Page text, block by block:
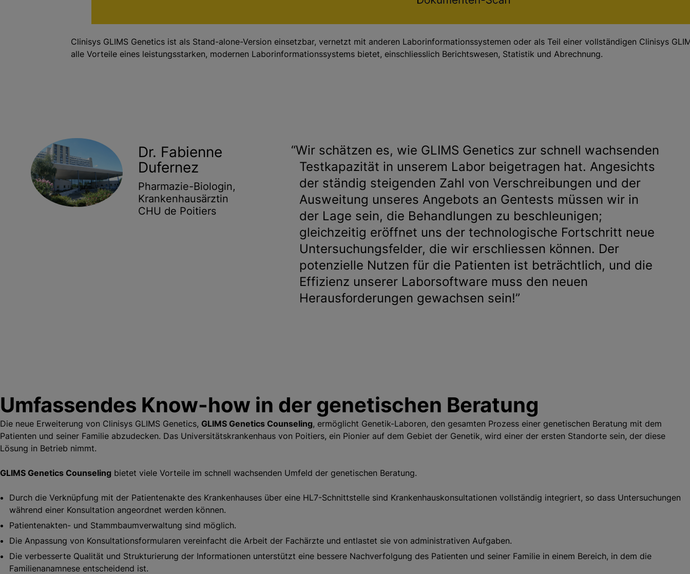
Clinisys GLIMS Genetics ist als Stand-alone-Version einsetzbar, vernetzt mit anderen Laborinformationssystemen oder als Teil einer vollständigen Clinisys
alle Vorteile eines leistungsstarken, modernen Laborinformationssystems bietet, einschliesslich Berichtswesen, Statistik und Abrechnung.
Dr. Fabienne
Dufernez
Pharmazie-Biologin,
Krankenhausärztin
CHU de Poitiers
Wir schätzen es, wie GLIMS Genetics zur schnell wachsenden
Testkapazität in unserem Labor beigetragen hat. Angesichts
der ständig steigenden Zahl von Verschreibungen und der
Ausweitung unseres Angebots an Gentests müssen wir in
der Lage sein, die Behandlungen zu beschleunigen;
gleichzeitig eröffnet uns der technologische Fortschritt neue
Untersuchungsfelder, die wir erschliessen können. Der
potenzielle Nutzen für die Patienten ist beträchtlich, und die
Effizienz unserer Laborsoftware muss den neuen
Herausforderungen gewachsen sein!
Umfassendes Know-how in der genetischen Beratung
Die neue Erweiterung von Clinisys GLIMS Genetics, GLIMS Genetics Counseling, ermöglicht Genetik-Laboren, den gesamten Prozess einer genetischen Beratung mit dem
Patienten und seiner Familie abzudecken. Das Universitätskrankenhaus von Poitiers, ein Pionier auf dem Gebiet der Genetik, wird einer der ersten Standorte sein, der diese
Lösung in Betrieb nimmt.
GLIMS Genetics Counseling bietet viele Vorteile im schnell wachsenden Umfeld der genetischen Beratung.
Durch die Verknüpfung mit der Patientenakte des Krankenhauses über eine HL7-Schnittstelle sind Krankenhauskonsultationen vollständig integriert, so dass Untersuchungen
während einer Konsultation angeordnet werden können.
Patientenakten- und Stammbaumverwaltung sind möglich.
Die Anpassung von Konsultationsformularen vereinfacht die Arbeit der Fachärzte und entlastet sie von administrativen Aufgaben.
Die verbesserte Qualität und Strukturierung der Informationen unterstützt eine bessere Nachverfolgung des Patienten und seiner Familie in einem Bereich, in dem die
Familienanamnese entscheidend ist.